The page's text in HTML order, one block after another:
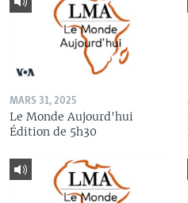
MARS 31, 2025
Le Monde Aujourd'hui
Édition de 5h30